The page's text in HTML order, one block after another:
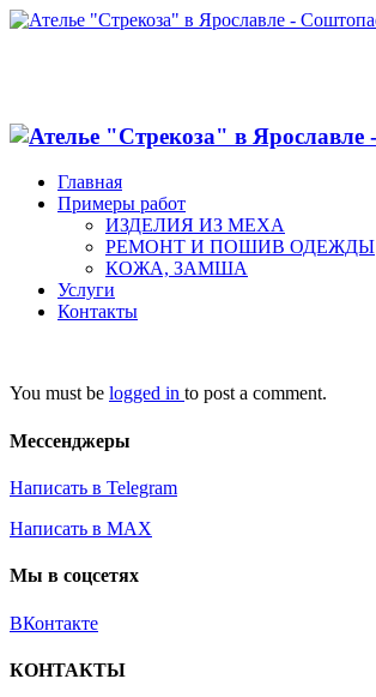
Главная
Примеры работ
ИЗДЕЛИЯ ИЗ МЕХА
РЕМОНТ И ПОШИВ ОДЕЖДЫ
КОЖА, ЗАМША
Услуги
Контакты
You must be logged in to post a comment.
Мессенджеры
Написать в Telegram
Написать в MAX
Мы в соцсетях
ВКонтакте
КОНТАКТЫ